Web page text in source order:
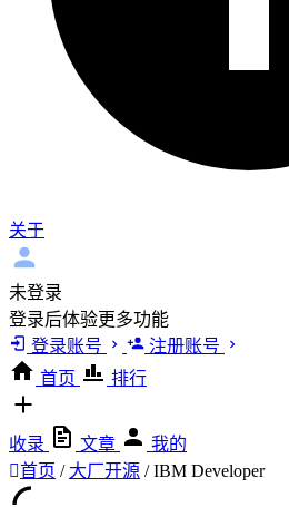
关于
未登录
登录后体验更多功能
登录账号
注册账号
首页
排行
收录 文章
我的
首页 / 大厂开源 / IBM Developer